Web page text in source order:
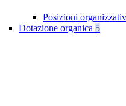
Posizioni
Dotazione organica 5